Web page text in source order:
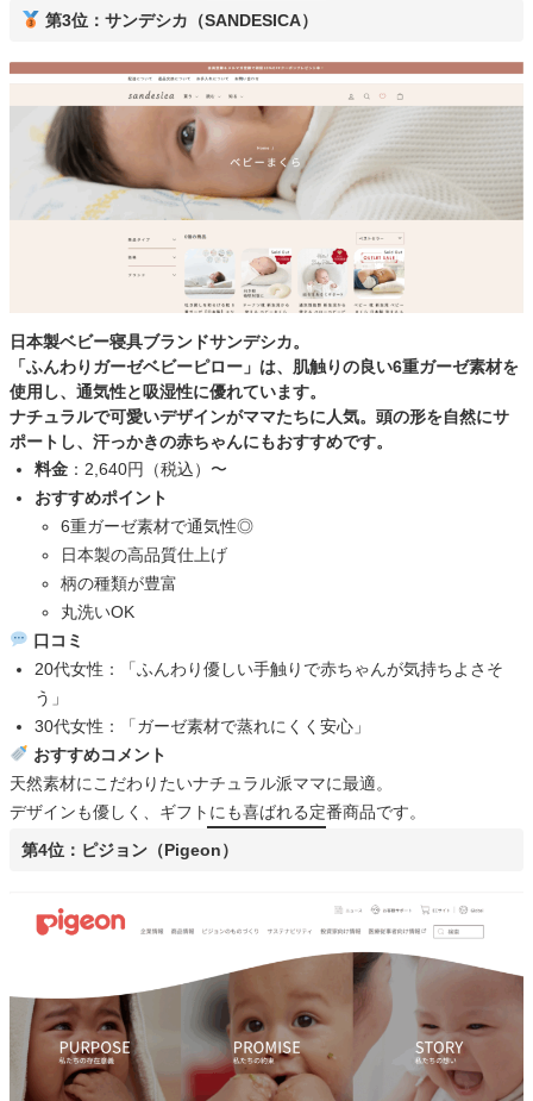
第3位：サンデシカ（SANDESICA）
日本製ベビー寝具ブランドサンデシカ。
「ふんわりガーゼベビーピロー」は、肌触りの良い6重ガーゼ素材を
使用し、通気性と吸湿性に優れています。
ナチュラルで可愛いデザインがママたちに人気。頭の形を自然にサ
ポートし、汗っかきの赤ちゃんにもおすすめです。
料金 ：2,640円（税込）〜
おすすめポイント
6重ガーゼ素材で通気性◎
日本製の高品質仕上げ
柄の種類が豊富
丸洗いOK
口コミ
20代女性：「ふんわり優しい手触りで赤ちゃんが気持ちよさそ
う」
30代女性：「ガーゼ素材で蒸れにくく安心」
おすすめコメント
天然素材にこだわりたいナチュラル派ママに最適。
デザインも優しく、ギフトにも喜ばれる定番商品です。
第4位：ピジョン（Pigeon）